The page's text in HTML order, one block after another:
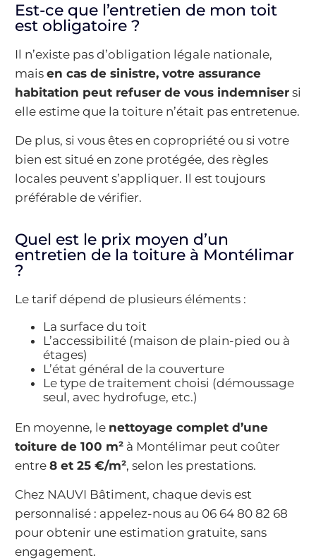
Est-ce que l’entretien de mon toit
est obligatoire ?
Il n’existe pas d’obligation légale nationale,
mais en cas de sinistre, votre assurance
habitation peut refuser de vous indemniser si
elle estime que la toiture n’était pas entretenue.
De plus, si vous êtes en copropriété ou si votre
bien est situé en zone protégée, des règles
locales peuvent s’appliquer. Il est toujours
préférable de vérifier.
Quel est le prix moyen d’un
entretien de la toiture à Montélimar
?
Le tarif dépend de plusieurs éléments :
La surface du toit
L’accessibilité (maison de plain-pied ou à
étages)
L’état général de la couverture
Le type de traitement choisi (démoussage
seul, avec hydrofuge, etc.)
En moyenne, le nettoyage complet d’une
toiture de 100 m² à Montélimar peut coûter
entre 8 et 25 €/m², selon les prestations.
Chez NAUVI Bâtiment, chaque devis est
personnalisé : appelez-nous au 06 64 80 82 68
pour obtenir une estimation gratuite, sans
engagement.